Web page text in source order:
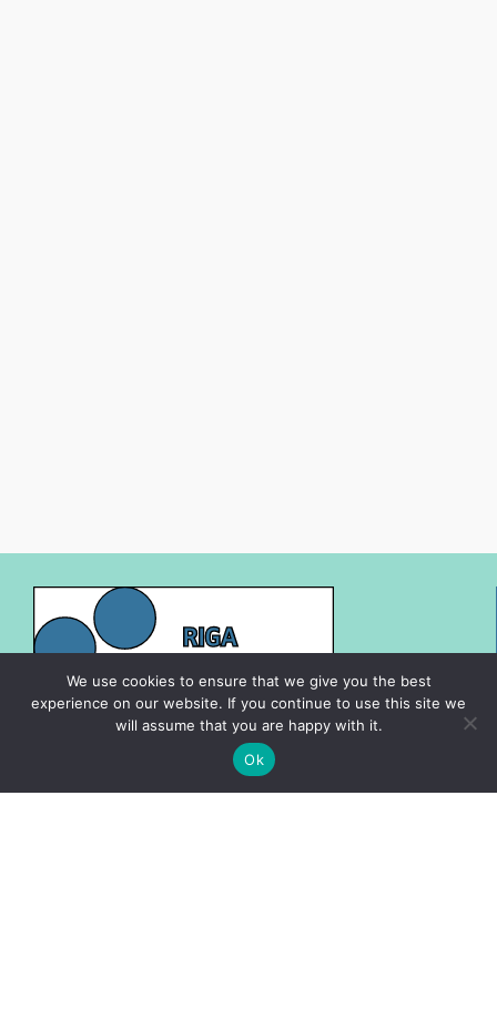
We use cookies to ensure that we give you the best
experience on our website. If you continue to use this site we
will assume that you are happy with it.
Ok